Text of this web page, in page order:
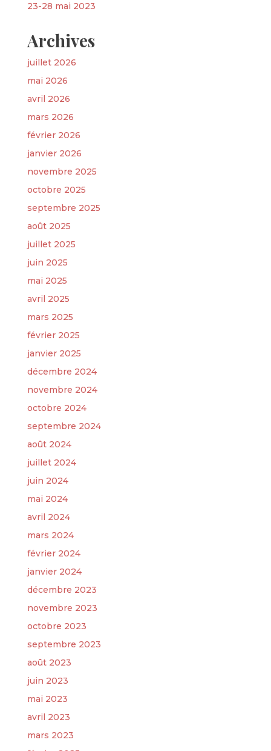
23-28 mai 2023
Archives
juillet 2026
mai 2026
avril 2026
mars 2026
février 2026
janvier 2026
novembre 2025
octobre 2025
septembre 2025
août 2025
juillet 2025
juin 2025
mai 2025
avril 2025
mars 2025
février 2025
janvier 2025
décembre 2024
novembre 2024
octobre 2024
septembre 2024
août 2024
juillet 2024
juin 2024
mai 2024
avril 2024
mars 2024
février 2024
janvier 2024
décembre 2023
novembre 2023
octobre 2023
septembre 2023
août 2023
juin 2023
mai 2023
avril 2023
mars 2023